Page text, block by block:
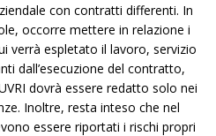
con contratti differenti. In
occorre mettere in relazione i
verrà espletato il lavoro, servizio
dall’esecuzione del contratto,
dovrà essere redatto solo nei
Inoltre, resta inteso che nel
essere riportati i rischi propri